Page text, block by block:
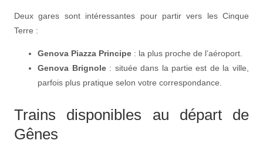
Deux gares sont intéressantes pour partir vers les Cinque
Terre :
Genova Piazza Principe : la plus proche de l’aéroport.
Genova Brignole: située dans la partie est de la ville,
parfois plus pratique selon votre correspondance.
Trains disponibles au départ de
Gênes